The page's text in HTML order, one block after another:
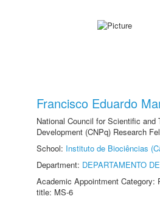
Francisco Eduardo
National Council for Scientific and
Development (CNPq) Research
School: Instituto de Biociências
Department: DEPARTAMENTO
Academic Appointment Category:
title: MS-6